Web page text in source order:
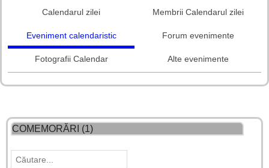
Calendarul zilei Membrii Calendarul zilei
Eveniment calendaristic Forum evenimente
Fotografii Calendar Alte evenimente
COMEMORĂRI (1)